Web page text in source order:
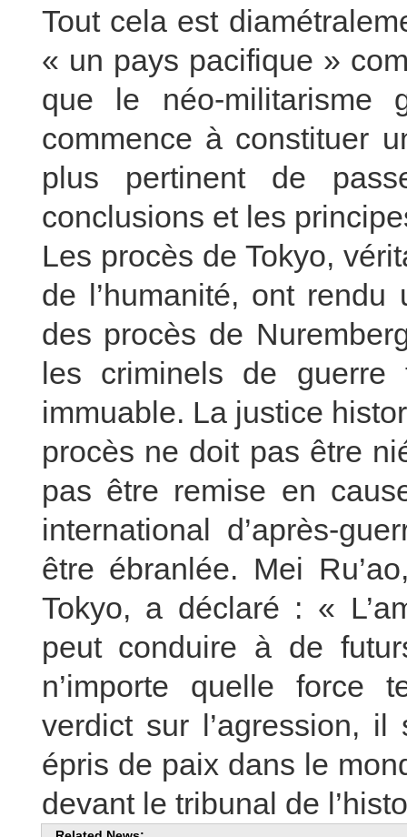
Tout cela est
« un pays pacifique »
que le néo-militarisme
commence à constituer
plus pertinent de
conclusions et les
Les procès de Tokyo,
de l’humanité, ont
des procès de
les criminels de
immuable. La justice
procès ne doit pas être
pas être remise en
international d’après-
être ébranlée. Mei
Tokyo, a déclaré : «
peut conduire à de
n’importe quelle force
verdict sur l’agression,
épris de paix dans le
devant le tribunal de